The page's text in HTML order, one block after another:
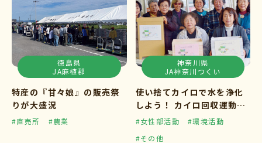
徳島県
JA麻植郡
特産の『甘々娘』の販売祭
りが大盛況
#直売所 #農業
神奈川県
JA神奈川つくい
使い捨てカイロで水を浄化
しよう！ カイロ回収運動ス
タート
#女性部活動
#環境活動
#その他